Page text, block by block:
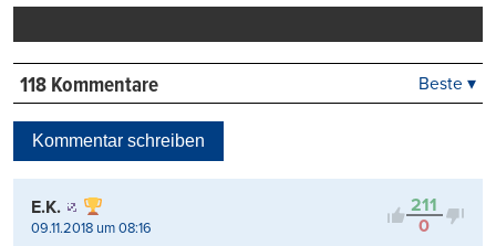
drucken
118 Kommentare
Kontrovers
Beste ▾
Kommentar schreiben
211
0
E.K.
09.11.2018 um 08:16